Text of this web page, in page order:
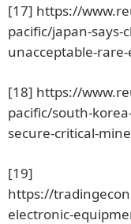
[17] https://
pacific/japan-says-
unacceptable-
[18] https://
pacific/south-
secure-critical-
[19]
https://
electronic-